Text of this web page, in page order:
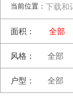
当前位置： 下载和
面积： 全部
风格： 全部
户型： 全部